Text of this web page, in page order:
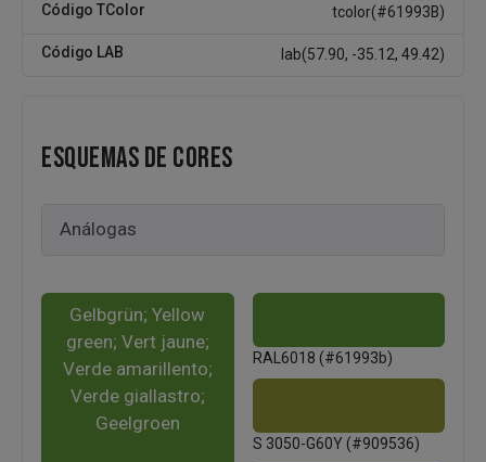
Código TColor tcolor(#61993B)
Código LAB lab(57.90, -35.12, 49.42)
ESQUEMAS DE CORES
Gelbgrün; Yellow
green; Vert jaune;
Verde amarillento;
Verde giallastro;
Geelgroen
RAL6018 (#61993b)
S 3050-G60Y (#909536)